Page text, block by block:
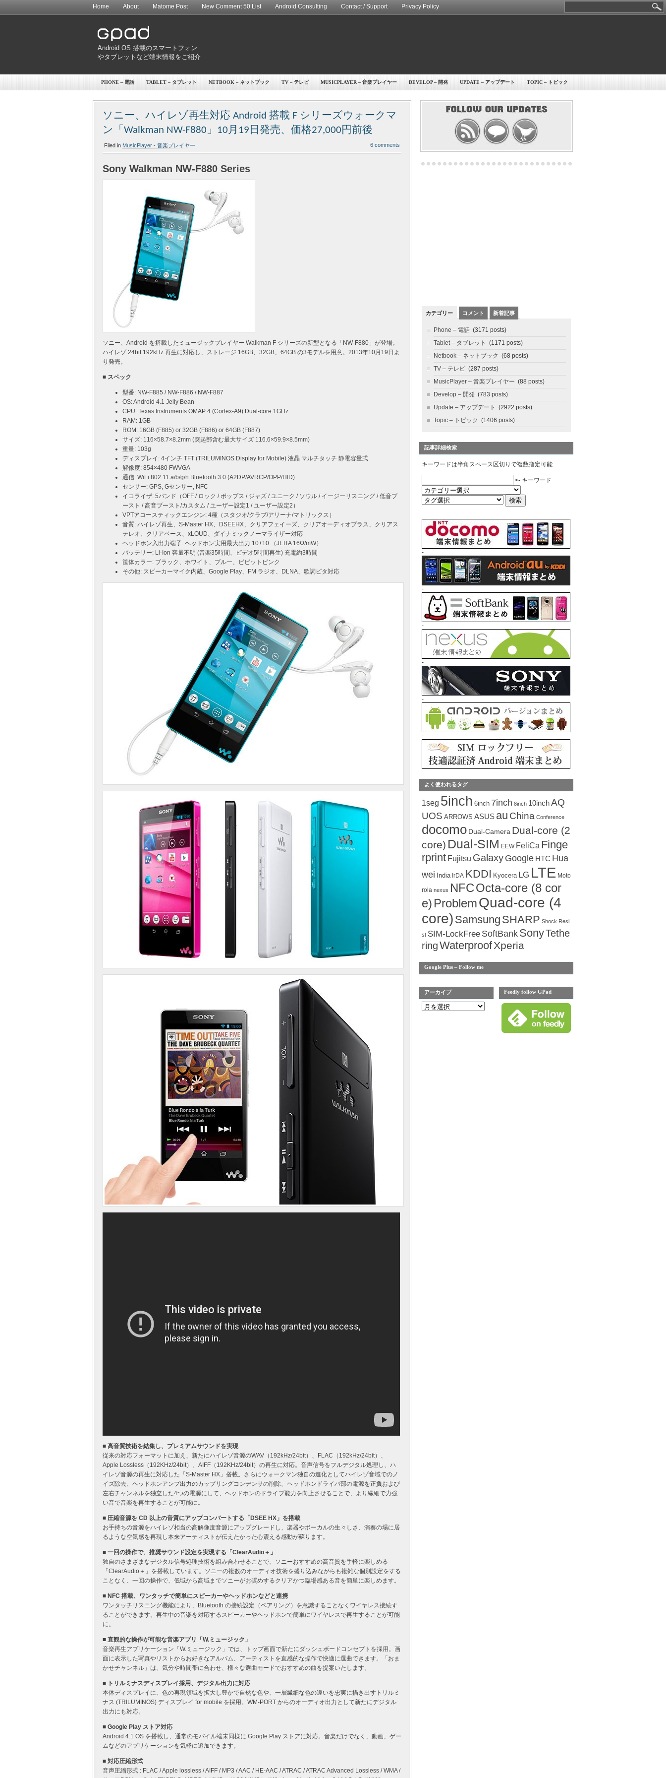
Home About Matome Post New Comment 50 List Android Consulting Contact / Support Privacy Policy
Android OS 搭載のスマートフォン
やタブレットなど端末情報をご紹介
PHONE – 電話 TABLET – タブレット NETBOOK – ネットブック TV – テレビ MUSICPLAYER – 音楽プレイヤー DEVELOP – 開発 UPDATE – アップデート TOPIC – トピック
ソニー、ハイレゾ再生対応 Android 搭載 F シリーズウォークマ
ン「Walkman NW-F880」10月19日発売、価格27,000円前後
Filed in MusicPlayer - 音楽プレイヤー 6 comments
Sony Walkman NW-F880 Series
ソニー、Android を搭載したミュージックプレイヤー Walkman F シリーズの新型となる「NW-F880」が登場。
ハイレゾ 24bit 192kHz 再生に対応し、ストレージ 16GB、32GB、64GB の3モデルを用意。2013年10月19日よ
り発売。
■ スペック
型番: NW-F885 / NW-F886 / NW-F887
OS: Android 4.1 Jelly Bean
CPU: Texas Instruments OMAP 4 (Cortex-A9) Dual-core 1GHz
RAM: 1GB
ROM: 16GB (F885) or 32GB (F886) or 64GB (F887)
サイズ: 116×58.7×8.2mm (突起部含む最大サイズ 116.6×59.9×8.5mm)
重量: 103g
ディスプレイ: 4インチ TFT (TRILUMINOS Display for Mobile) 液晶 マルチタッチ 静電容量式
解像度: 854×480 FWVGA
通信: WiFi 802.11 a/b/g/n Bluetooth 3.0 (A2DP/AVRCP/OPP/HID)
センサー: GPS, Gセンサー, NFC
イコライザ: 5バンド（OFF / ロック / ポップス / ジャズ / ユニーク / ソウル / イージーリスニング / 低音ブ
ースト / 高音ブースト/カスタム / ユーザー設定1 / ユーザー設定2）
VPTアコースティックエンジン: 4種（スタジオ/クラブ/アリーナ/マトリックス）
音質: ハイレゾ再生、S-Master HX、DSEEHX、クリアフェイーズ、クリアオーディオプラス、クリアス
テレオ、クリアベース、xLOUD、ダイナミックノーマライザー対応
ヘッドホン入出力端子: ヘッドホン実用最大出力 10+10 （JEITA 16Ω/mW）
バッテリー: Li-Ion 容量不明 (音楽35時間、ビデオ5時間再生) 充電約3時間
筺体カラー: ブラック、ホワイト、ブルー、ビビットピンク
その他: スピーカーマイク内蔵、Google Play、FM ラジオ、DLNA、歌詞ピタ対応
■ 高音質技術を結集し、プレミアムサウンドを実現
従来の対応フォーマットに加え、新たにハイレゾ音源のWAV（192kHz/24bit）、FLAC（192kHz/24bit）、
Apple Lossless（192KHz/24bit）、AIFF（192KHz/24bit）の再生に対応。音声信号をフルデジタル処理し、ハ
イレゾ音源の再生に対応した「S-Master HX」搭載。さらにウォークマン独自の進化としてハイレゾ音域でのノ
イズ除去、ヘッドホンアンプ出力のカップリングコンデンサの削除、ヘッドホンドライバ部の電源を正負および
左右チャンネルを独立した4つの電源にして、ヘッドホンのドライブ能力を向上させることで、より繊細で力強
い音で音楽を再生することが可能に。
■ 圧縮音源を CD 以上の音質にアップコンバートする「DSEE HX」を搭載
お手持ちの音源をハイレゾ相当の高解像度音源にアップグレードし、楽器やボーカルの生々しさ、演奏の場に居
るような空気感を再現し本来アーティストが伝えたかった心震える感動が蘇ります。
■ 一回の操作で、推奨サウンド設定を実現する「ClearAudio＋」
独自のさまざまなデジタル信号処理技術を組み合わせることで、ソニーおすすめの高音質を手軽に楽しめる
「ClearAudio＋」を搭載しています。ソニーの複数のオーディオ技術を盛り込みながらも複雑な個別設定をする
ことなく、一回の操作で、低域から高域までソニーがお奨めするクリアかつ臨場感ある音を簡単に楽しめます。
■ NFC 搭載、ワンタッチで簡単にスピーカーやヘッドホンなどと連携
ワンタッチリスニング機能により、Bluetooth の接続設定（ペアリング）を意識することなくワイヤレス接続す
ることができます。再生中の音楽を対応するスピーカーやヘッドホンで簡単にワイヤレスで再生することが可能
に。
■ 直観的な操作が可能な音楽アプリ「W.ミュージック」
音楽再生アプリケーション「W.ミュージック」では、トップ画面で新たにダッシュボードコンセプトを採用。画
面に表示した写真やリストからお好きなアルバム、アーティストを直感的な操作で快適に選曲できます。「おま
かせチャンネル」は、気分や時間帯に合わせ、様々な選曲モードでおすすめの曲を提案いたします。
■ トリルミナスディスプレイ採用、デジタル出力に対応
本体ディスプレイに、色の再現領域を拡大し豊かで自然な色や、一層繊細な色の違いを忠実に描き出すトリルミ
ナス (TRILUMINOS) ディスプレイ for mobile を採用。WM-PORT からのオーディオ出力として新たにデジタル
出力にも対応。
■ Google Play ストア対応
Android 4.1 OS を搭載し、通常のモバイル端末同様に Google Play ストアに対応。音楽だけでなく、動画、ゲー
ムなどのアプリケーションを気軽に追加できます。
■ 対応圧縮形式
音声圧縮形式 : FLAC / Apple lossless / AIFF / MP3 / AAC / HE-AAC / ATRAC / ATRAC Advanced Lossless / WMA /
カテゴリー コメント 新着記事
Phone – 電話 (3171 posts)
Tablet – タブレット
(1171 posts)
Netbook – ネットブック (68 posts)
TV – テレビ (287 posts)
MusicPlayer – 音楽プレイヤー (88 posts)
Develop – 開発 (783 posts)
Update – アップデート
(2922 posts)
Topic – トピック (1406 posts)
記事詳細検索
キーワードは半角スペース区切りで複数指定可能
<- キーワード
-
-
-
-
-
-
よく使われるタグ
1seg 5inch 6inch 7inch 8inch 10inchAQ
UOS ARROWS ASUS au China Conference
docomo Dual-Camera Dual-core (2
core) Dual-SIM EEW FeliCa Finge
rprint Fujitsu Galaxy Google HTC Hua
wei India IrDA KDDI Kyocera LG LTE Moto
rola nexus NFCOcta-core (8 cor
e) ProblemQuad-core (4
core) Samsung SHARP Shock Resi
st SIM-LockFree SoftBank SonyTethe
ringWaterproofXperia
Google Plus – Follow me
アーカイブ Feedly follow GPad